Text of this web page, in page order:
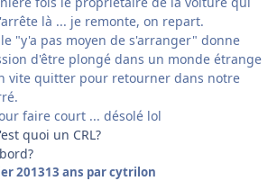
là ... je remonte, on repart.
"y'a pas moyen de s'arranger" donne
d'être plongé dans un monde étrange
vite quitter pour retourner dans notre
faire court ... désolé lol
quoi un CRL?
201313 ans par cytrilon